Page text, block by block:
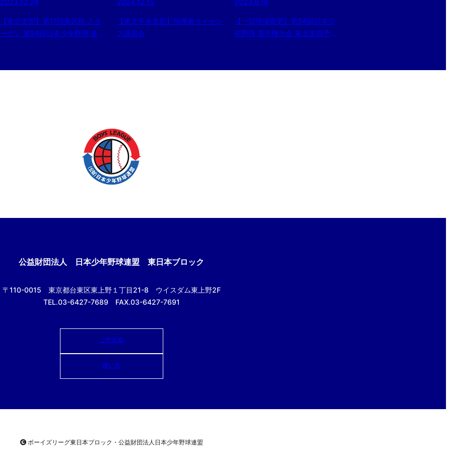
2023.10.24
【東北支部】第17回東武杯 スタ
ーゼン 第54回日本少年野球 春季
2024.12.15
【東北中央支部】指導者ライセン
ス講習会
2023.6.10
【一部球場変更】第54回日本少
年野球 選手権大会 東北支部予選
公益財団法人 日本少年野球連盟 東日本ブロック
〒110-0015 東京都台東区東上野１丁目21-8 ウイスダム東上野2F
TEL.03-6427-7689 FAX.03-6427-7691
ご意見箱
使い方
ボーイズリーグ東日本ブロック・公益財団法人 日本少年野球連盟